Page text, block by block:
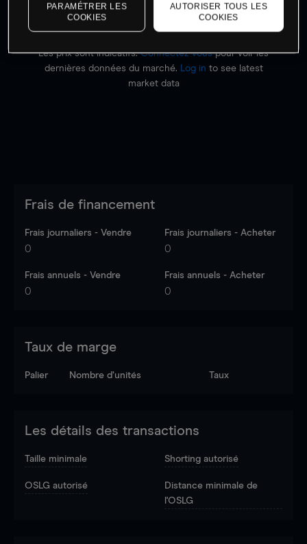
Les prix sont indicatifs.Connectez-vouspour voir les
dernières données du marché.
Log in to see latest
market data
Frais de financement
Frais journaliers - Vendre
0
Frais journaliers - Acheter
0
Frais annuels - Vendre
0
Frais annuels - Acheter
0
Taux de marge
Palier Nombre d’unités Taux
Les détails des transactions
Taille minimale Shorting autorisé
OSLG autorisé
Distance minimale de
l'OSLG
PARAMÉTRER LES
COOKIES
AUTORISER TOUS LES
COOKIES